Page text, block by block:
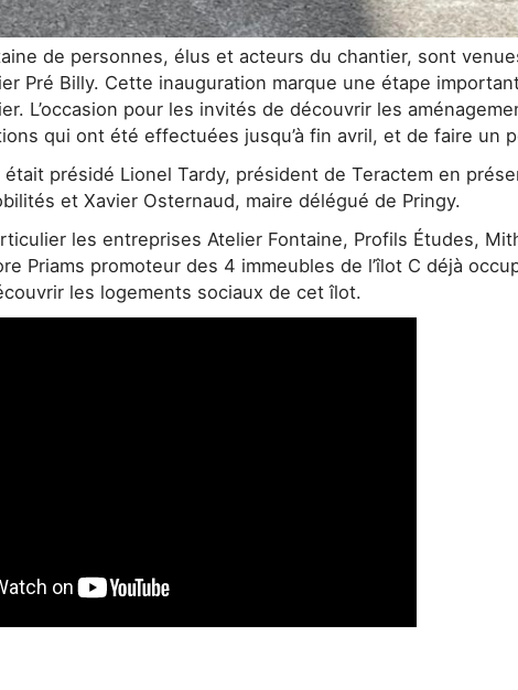
de personnes, élus et acteurs du chantier, sont
Pré Billy. Cette inauguration marque une étape
L’occasion pour les invités de découvrir les
qui ont été effectuées jusqu’à fin avril, et de faire un
présidé Lionel Tardy, président de Teractem en
et Xavier Osternaud, maire délégué de Pringy.
les entreprises Atelier Fontaine, Profils Études,
Priams promoteur des 4 immeubles de l’îlot C déjà
les logements sociaux de cet îlot.